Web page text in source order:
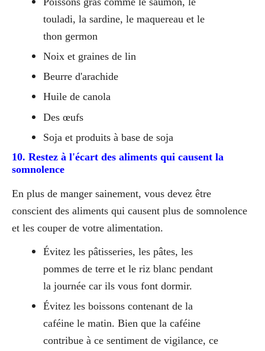
touladi, la sardine, le maquereau et le
thon germon
Noix et graines de lin
Beurre d'arachide
Huile de canola
Des œufs
Soja et produits à base de soja
10. Restez à l'écart des aliments qui causent la
somnolence
En plus de manger sainement, vous devez être
conscient des aliments qui causent plus de somnolence
et les couper de votre alimentation.
Évitez les pâtisseries, les pâtes, les
pommes de terre et le riz blanc pendant
la journée car ils vous font dormir.
Évitez les boissons contenant de la
caféine le matin. Bien que la caféine
contribue à ce sentiment de vigilance, ce